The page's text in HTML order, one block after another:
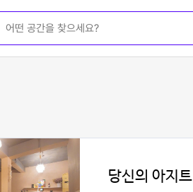
당신의 아지트